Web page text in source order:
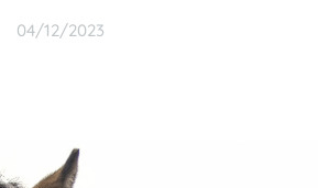
04/12/2023